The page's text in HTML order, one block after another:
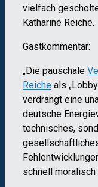
vielfach
Katharine Reiche.
Gastkommentar:
„Die pauschale
Reiche als
verdrängt eine
deutsche
technisches,
schnell